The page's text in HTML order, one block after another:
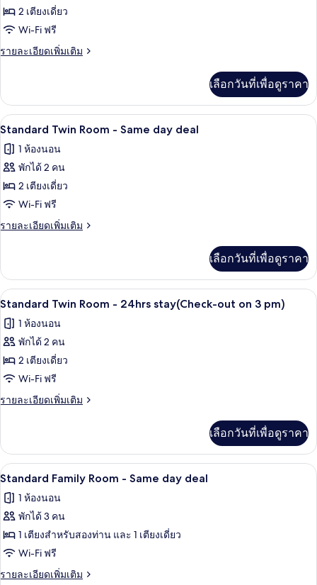
day
deal
ของ
Deluxe
Twin
24hrs
stay(Check-
out
on
3
pm)
2 เตียงเดี่ยว
Wi-Fi ฟรี
รายละเอียดเพิ่มเติม
ราย
เกี่ยว
กับ
Deluxe
Room
stay(Check-
out
3
เลือกวันที่เพื่อดูราคา
เปิด
ภาพถ่าย
ทั้งหมด
ของ
Standard
Twin
Same
day
deal
13
Standard Twin Room - Same day deal
1 ห้องนอน
พักได้ 2 คน
2 เตียงเดี่ยว
Wi-Fi ฟรี
รายละเอียดเพิ่มเติม
ราย
เกี่ยว
กับ
Standard
Room
day
deal
เลือกวันที่เพื่อดูราคา
เปิด
ภาพถ่าย
ทั้งหมด
ของ
Standard
Twin
24hrs
stay(Check-
out
on
3
pm)
13
Standard Twin Room - 24hrs stay(Check-out on 3 pm)
1 ห้องนอน
พักได้ 2 คน
2 เตียงเดี่ยว
Wi-Fi ฟรี
รายละเอียดเพิ่มเติม
ราย
เกี่ยว
กับ
Standard
Room
stay(Check-
out
3
เลือกวันที่เพื่อดูราคา
เปิด
ภาพถ่าย
ทั้งหมด
ของ
Standard
Family
18
Standard Family Room - Same day deal
1 ห้องนอน
พักได้ 3 คน
1 เตียงสำหรับสองท่าน และ 1 เตียงเดี่ยว
Wi-Fi ฟรี
รายละเอียดเพิ่มเติม
ราย